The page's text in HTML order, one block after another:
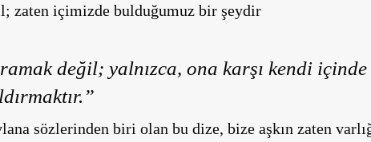
zaten içimizde bulduğumuz bir şeydir
değil; yalnızca, ona karşı kendi
sözlerinden biri olan bu dize, bize aşkın zaten